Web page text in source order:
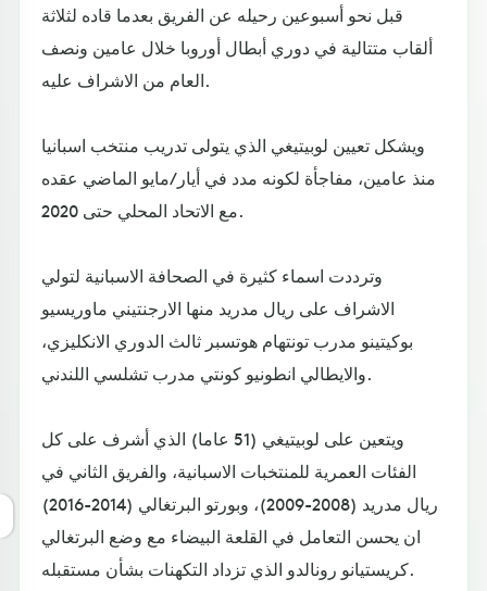
قبل نحو أسبوعين رحيله عن الفريق بعدما قاده لثلاثة
ألقاب متتالية في دوري أبطال أوروبا خلال عامين ونصف
العام من الاشراف عليه.
ويشكل تعيين لوبيتيغي الذي يتولى تدريب منتخب اسبانيا
منذ عامين، مفاجأة لكونه مدد في أيار/مايو الماضي عقده
مع الاتحاد المحلي حتى 2020.
وترددت اسماء كثيرة في الصحافة الاسبانية لتولي
الاشراف على ريال مدريد منها الارجنتيني ماوريسيو
بوكيتينو مدرب تونتهام هوتسبر ثالث الدوري الانكليزي،
والايطالي انطونيو كونتي مدرب تشلسي اللندني.
ويتعين على لوبيتيغي (51 عاما) الذي أشرف على كل
الفئات العمرية للمنتخبات الاسبانية، والفريق الثاني في
ريال مدريد (2008-2009)، وبورتو البرتغالي (2014-2016)
ان يحسن التعامل في القلعة البيضاء مع وضع البرتغالي
كريستيانو رونالدو الذي تزداد التكهنات بشأن مستقبله.